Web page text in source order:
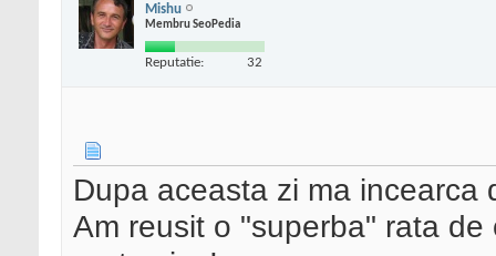
Mishu
Membru SeoPedia
Reputatie: 32
Dupa aceasta zi ma incearca
Am reusit o "superba" rata